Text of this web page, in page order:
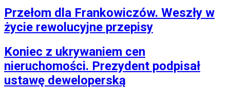
Przełom dla Frankowiczów. Weszły w
życie rewolucyjne przepisy
Koniec z ukrywaniem cen
nieruchomości. Prezydent podpisał
ustawę deweloperską